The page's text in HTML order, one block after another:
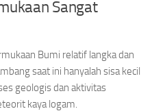
Sangat
Bumi relatif langka dan
saat ini hanyalah sisa kecil
geologis dan aktivitas
kaya logam.